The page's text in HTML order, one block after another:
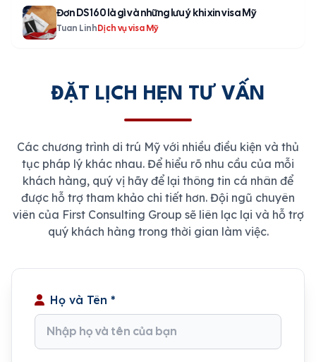
Đơn DS 160 là gì và những lưu ý khi xin visa Mỹ
Tuan LinhDịch vụ visa Mỹ
ĐẶT LỊCH HẸN TƯ VẤN
Các chương trình di trú Mỹ với nhiều điều kiện và thủ
tục pháp lý khác nhau. Để hiểu rõ nhu cầu của mỗi
khách hàng, quý vị hãy để lại thông tin cá nhân để
được hỗ trợ tham khảo chi tiết hơn. Đội ngũ chuyên
viên của First Consulting Group sẽ liên lạc lại và hỗ trợ
quý khách hàng trong thời gian làm việc.
Họ và Tên *